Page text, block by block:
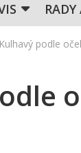
Kulhavý podle